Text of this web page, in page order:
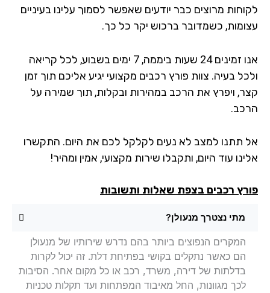
מרוצים כבר יודעים שאפשר לסמוך עלינו בעיניים
כשמדובר ברכוש יקר כל כך.
אנו זמינים 24 שעות ביממה, 7 ימים בשבוע, לכל קריאה
בעיה. צוות פורץ רכבים מקצועי יגיע אליכם תוך זמן
ויפרץ את הרכב במהירות ובקלות, תוך שמירה על
תתנו למצב לא נעים לקלקל לכם את היום. התקשרו
עוד היום, ותקבלו שירות מקצועי, אמין ומהיר!
רכבים בצפת שאלות ותשובות
מתי נצטרך מנעולן?
המקרים הנפוצים ביותר בהם נדרש שירותיו של מנעולן
הם כאשר נתקלים בקושי בפתיחת דלת. זה יכול לקרות
בדלתות של דירה, משרד, רכב או כל מקום אחר. הסיבות
לכך מגוונות, החל מאיבוד המפתחות ועד תקלות טכניות